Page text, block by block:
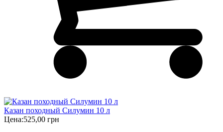
Казан походный Силумин 10 л
Цена:525,00 грн